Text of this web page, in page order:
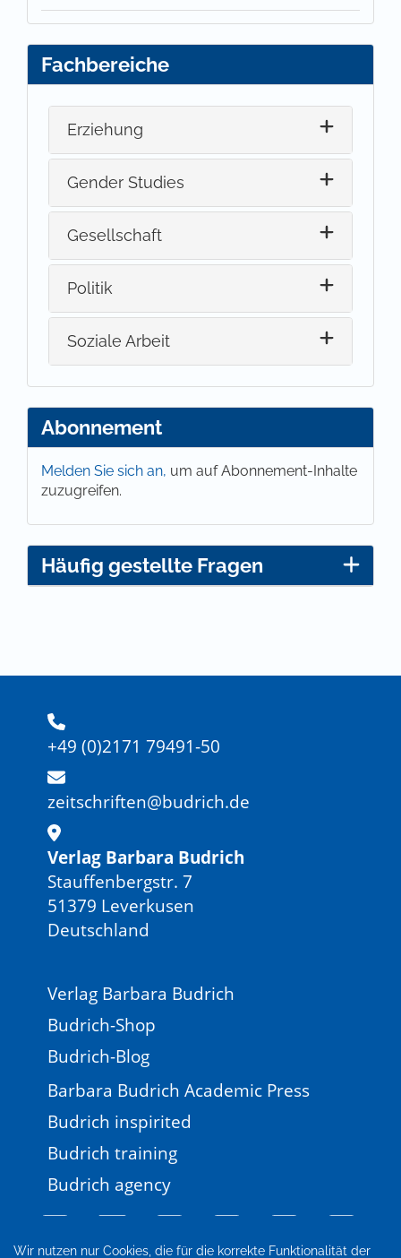
Wir nutzen nur Cookies, die für die korrekte Funktionalität der
Fachbereiche
Erziehung
Gender Studies
Gesellschaft
Politik
Soziale Arbeit
Abonnement
Melden Sie sich an, um auf Abonnement-Inhalte
zuzugreifen.
Häufig gestellte Fragen
+49 (0)2171 79491-50
zeitschriften@budrich.de
Verlag Barbara Budrich
Stauffenbergstr. 7
51379 Leverkusen
Deutschland
Verlag Barbara Budrich
Budrich-Shop
Budrich-Blog
Barbara Budrich Academic Press
Budrich inspirited
Budrich training
Budrich agency